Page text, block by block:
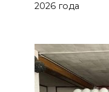
2026 года